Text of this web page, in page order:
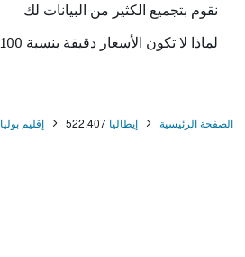
نقوم بتجميع الكثير من البيانات لك
لماذا لا تكون الأسعار دقيقة بنسبة 100٪؟
الصفحة الرئيسية إيطاليا 522,407 إقليم بوليا